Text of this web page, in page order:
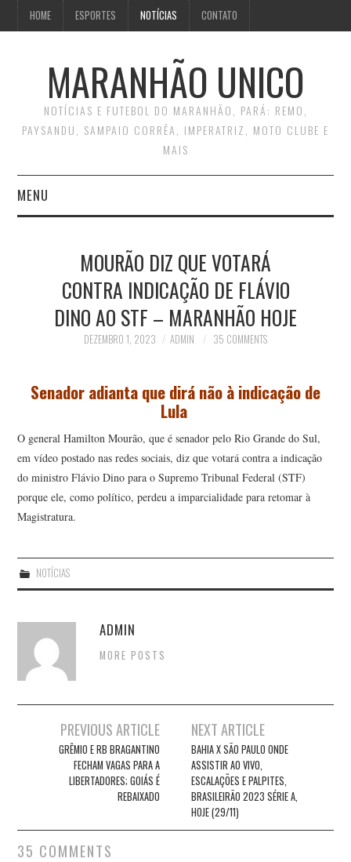
HOME ESPORTES NOTÍCIAS CONTATO
MARANHÃO UNICO
NOTÍCIAS E FUTEBOL DO MARANHÃO, PARÁ: REMO,
PAYSANDU, SAMPAIO CORRÊA, IMPERATRIZ, MOTO CLUBE E
MAIS
MENU
CONTATOMOURÃO DIZ QUE VOTARÁ
CONTRA INDICAÇÃO DE FLÁVIO
DINO AO STF – MARANHÃO HOJE
DEZEMBRO 1, 2023 ADMIN 35 COMMENTS
Senador adianta que dirá não à indicação de
Lula
O general Hamilton Mourão, que é senador pelo Rio Grande do Sul,
em vídeo postado nas redes sociais, diz que votará contra a indicação
do ministro Flávio Dino para o Supremo Tribunal Federal (STF)
porque ele, como político, perdeu a imparcialidade para retomar à
Magistratura.
NOTÍCIAS
ADMIN
MORE POSTS
navigation
PREVIOUS ARTICLE
GRÊMIO E RB BRAGANTINO
FECHAM VAGAS PARA A
LIBERTADORES; GOIÁS É
REBAIXADO
NEXT ARTICLE
BAHIA X SÃO PAULO ONDE
ASSISTIR AO VIVO,
ESCALAÇÕES E PALPITES,
BRASILEIRÃO 2023 SÉRIE A,
HOJE (29/11)
35 COMMENTS